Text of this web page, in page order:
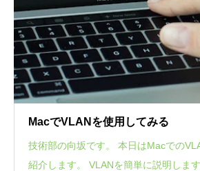
MacでVLANを使用してみる
技術部の向坂です。 本日はMacでの
紹介します。 VLANを簡単に説明します